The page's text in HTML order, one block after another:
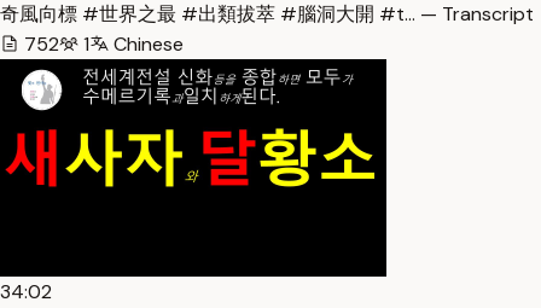
奇風向標 #世界之最 #出類拔萃 #腦洞大開 #t… — Transcript
752
1 Chinese
34:02